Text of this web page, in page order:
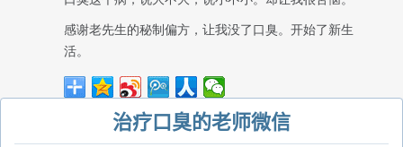
治疗口臭的老师微信